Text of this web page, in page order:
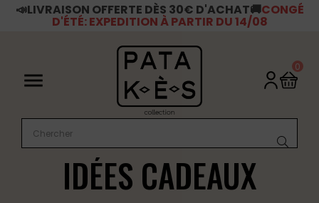
📣LIVRAISON OFFERTE DÈS 30€ D'ACHAT🚚CONGÉ
D'ÉTÉ: EXPEDITION À PARTIR DU 14/08

0
IDÉES CADEAUX